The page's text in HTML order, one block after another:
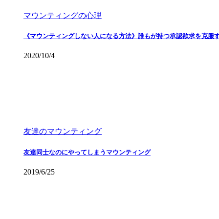
マウンティングの心理
《マウンティングしない人になる方法》誰もが持つ承認欲求を克服
2020/10/4
友達のマウンティング
友達同士なのにやってしまうマウンティング
2019/6/25